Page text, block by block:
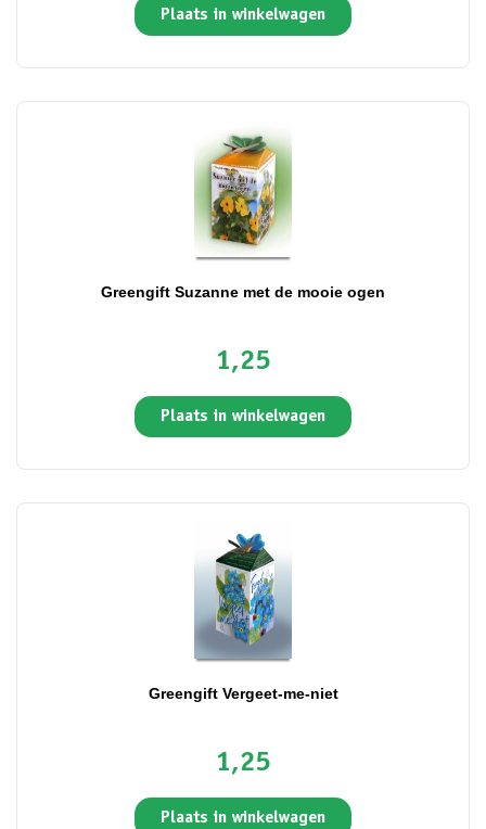
Plaats in winkelwagen
Greengift Suzanne met de mooie ogen
1,25
Plaats in winkelwagen
Greengift Vergeet-me-niet
1,25
Plaats in winkelwagen